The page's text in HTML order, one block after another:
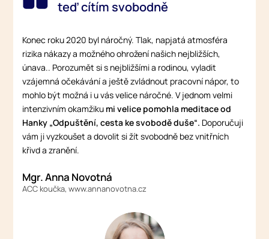
teď cítím svobodně
Konec roku 2020 byl náročný. Tlak, napjatá atmosféra
rizika nákazy a možného ohrožení našich nejbližších,
únava.. Porozumět si s nejbližšími a rodinou, vyladit
vzájemná očekávání a ještě zvládnout pracovní nápor, to
mohlo být možná i u vás velice náročné. V jednom velmi
intenzivním okamžiku mi velice pomohla meditace od
Hanky „Odpuštění, cesta ke svobodě duše“. Doporučuji
vám ji vyzkoušet a dovolit si žít svobodně bez vnitřních
křivd a zranění.
Mgr. Anna Novotná
ACC koučka, www.annanovotna.cz